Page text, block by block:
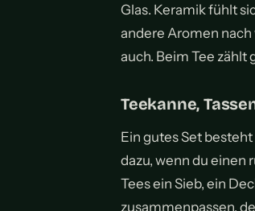
Glas. Keramik fühlt
andere Aromen
auch. Beim Tee zählt
Teekanne,
Ein gutes Set
dazu, wenn du einen
Tees ein Sieb, ein
zusammenpassen,